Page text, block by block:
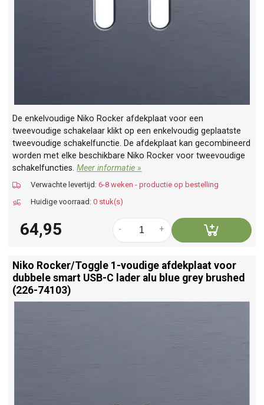
De enkelvoudige Niko Rocker afdekplaat voor een
tweevoudige schakelaar klikt op een enkelvoudig geplaatste
tweevoudige schakelfunctie. De afdekplaat kan gecombineerd
worden met elke beschikbare Niko Rocker voor tweevoudige
schakelfuncties.Meer informatie »
Verwachte levertijd: 6-8 weken - productie op bestelling
Huidige voorraad: 0 stuk(s)
64,95 +
-
Niko Rocker/Toggle 1-voudige afdekplaat voor
dubbele smart USB-C lader alu blue grey brushed
(226-74103)